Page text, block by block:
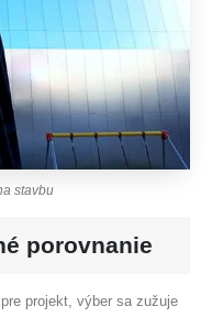
stavbu
porovnanie
projekt, výber sa zužuje